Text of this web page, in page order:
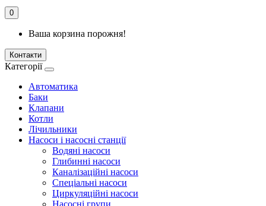
0
Ваша корзина порожня!
Контакти
Категорії
Автоматика
Баки
Клапани
Котли
Лічильники
Насоси і насосні станції
Водяні насоси
Глибинні насоси
Каналізаційні насоси
Спеціальні насоси
Циркуляційні насоси
Насосні групи